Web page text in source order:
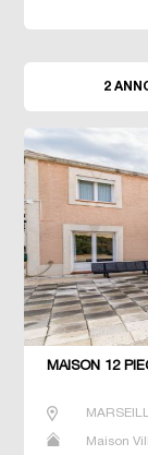
2
MAISON 12
Maison